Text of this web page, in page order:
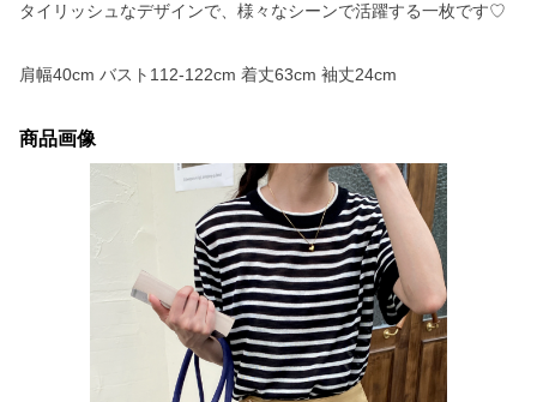
タイリッシュなデザインで、様々なシーンで活躍する一枚です♡
肩幅40cm バスト112-122cm 着丈63cm 袖丈24cm
商品画像